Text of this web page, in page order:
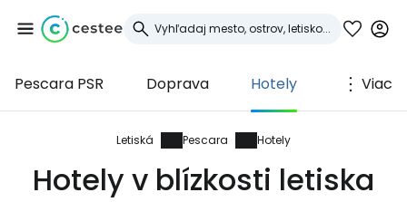
Pescara PSR Doprava Hotely Viac
Letiská Pescara Hotely
Hotely v blízkosti letiska
Prihláste sa do
služby Cestee
... celosvetovej komunity cestovateľov